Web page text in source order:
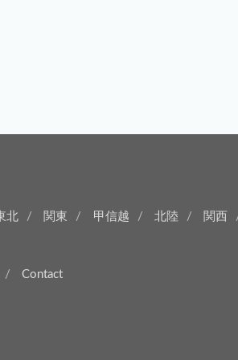
北 関東 甲信越 北陸
関西
Contact